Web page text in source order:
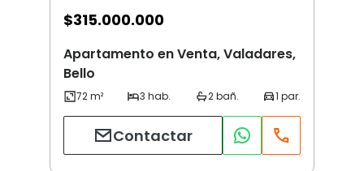
$315.000.000
Apartamento en Venta, Valadares,
Bello
Contactar